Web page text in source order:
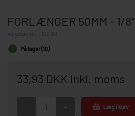
FORLÆNGER 50MM - 1/8"
100153
På lager (10)
33,93 DKK inkl. moms
Læg i kurv